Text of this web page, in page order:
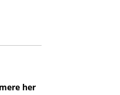
her